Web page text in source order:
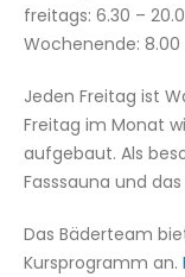
freitags: 6.30 –
Wochenende: 8.00
Jeden Freitag ist
Freitag im Monat
aufgebaut. Als
Fasssauna und
Das Bäderteam
Kursprogramm an.